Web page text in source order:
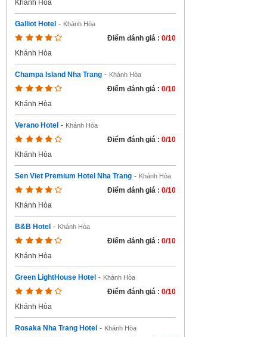
Khánh Hòa
Galliot Hotel - Khánh Hòa
Điểm đánh giá : 0/10
Khánh Hòa
Champa Island Nha Trang - Khánh Hòa
Điểm đánh giá : 0/10
Khánh Hòa
Verano Hotel - Khánh Hòa
Điểm đánh giá : 0/10
Khánh Hòa
Sen Viet Premium Hotel Nha Trang - Khánh Hòa
Điểm đánh giá : 0/10
Khánh Hòa
B&B Hotel - Khánh Hòa
Điểm đánh giá : 0/10
Khánh Hòa
Green LightHouse Hotel - Khánh Hòa
Điểm đánh giá : 0/10
Khánh Hòa
Rosaka Nha Trang Hotel - Khánh Hòa